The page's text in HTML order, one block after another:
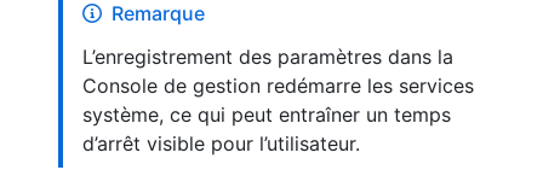
Remarque
L’enregistrement des paramètres dans la
Console de gestion redémarre les services
système, ce qui peut entraîner un temps
d’arrêt visible pour l’utilisateur.